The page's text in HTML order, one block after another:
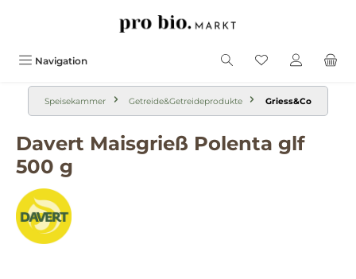
Navigation
Speisekammer Getreide&Getreideprodukte Griess&Co
Davert Maisgrieß Polenta glf
500 g